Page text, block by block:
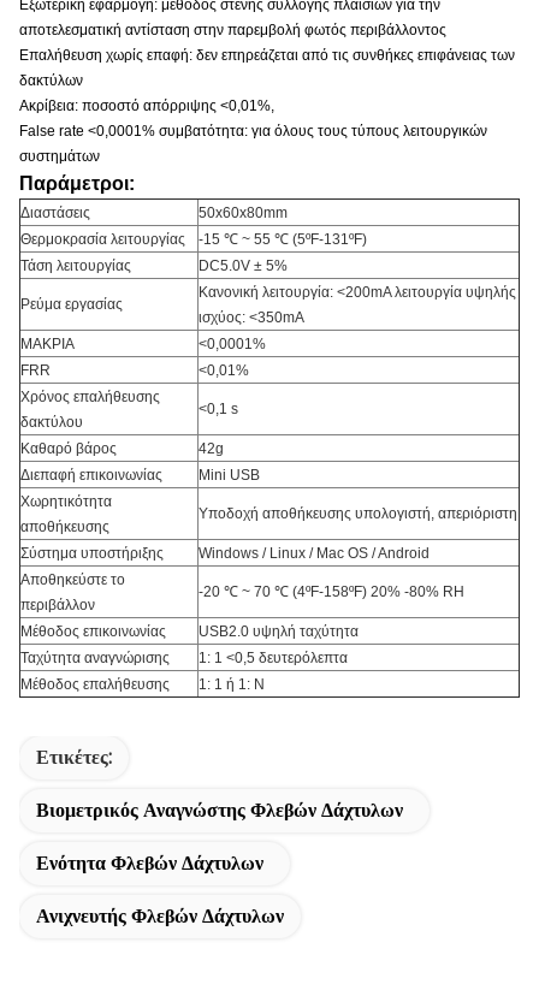
Εξωτερική εφαρμογή: μέθοδος στενής συλλογής πλαισίων για την
αποτελεσματική αντίσταση στην παρεμβολή φωτός περιβάλλοντος
Επαλήθευση χωρίς επαφή: δεν επηρεάζεται από τις συνθήκες επιφάνειας των
δακτύλων
Ακρίβεια: ποσοστό απόρριψης <0,01%,
False rate <0,0001% συμβατότητα: για όλους τους τύπους λειτουργικών
συστημάτων
Παράμετροι:
Διαστάσεις
50x60x80mm
Θερμοκρασία λειτουργίας
-15 ℃ ~ 55 ℃ (5ºF-131ºF)
Τάση λειτουργίας
DC5.0V ± 5%
Ρεύμα εργασίας
Κανονική λειτουργία: <200mA λειτουργία υψηλής
ισχύος: <350mA
ΜΑΚΡΙΑ
<0,0001%
FRR
<0,01%
Χρόνος επαλήθευσης
δακτύλου
<0,1 s
Καθαρό βάρος
42g
Διεπαφή επικοινωνίας
Mini USB
Χωρητικότητα
αποθήκευσης
Υποδοχή αποθήκευσης υπολογιστή, απεριόριστη
Σύστημα υποστήριξης
Windows / Linux / Mac OS / Android
Αποθηκεύστε το
περιβάλλον
-20 ℃ ~ 70 ℃ (4ºF-158ºF) 20% -80% RH
Μέθοδος επικοινωνίας
USB2.0 υψηλή ταχύτητα
Ταχύτητα αναγνώρισης
1: 1 <0,5 δευτερόλεπτα
Μέθοδος επαλήθευσης
1: 1 ή 1: Ν
Ετικέτες:
Βιομετρικός Αναγνώστης Φλεβών Δάχτυλων
Ενότητα Φλεβών Δάχτυλων
Ανιχνευτής Φλεβών Δάχτυλων